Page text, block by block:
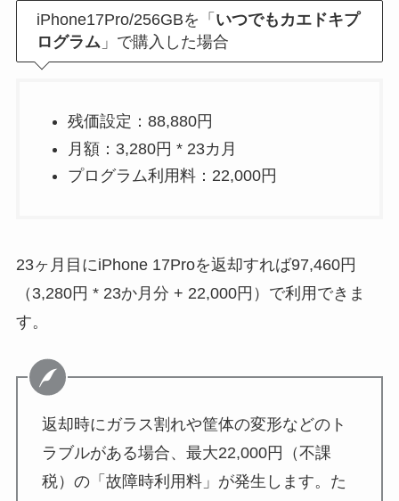
iPhone17Pro/256GBを「 いつでもカエドキプ
ログラム 」で購入した場合
残価設定：88,880円
月額：3,280円 * 23カ月
プログラム利用料：22,000円
23ヶ月目にiPhone 17Proを返却すれば97,460円
（3,280円 * 23か月分 + 22,000円）で利用できま
す。
返却時にガラス割れや筐体の変形などのト
ラブルがある場合、最大22,000円（不課
税）の「故障時利用料」が発生します。た